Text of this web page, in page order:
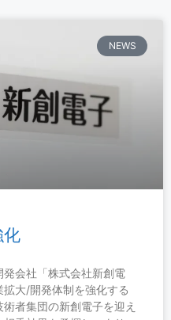
NEWS
化
会社「株式会社新創電
大/開発体制を強化する
者集団の新創電子を迎え